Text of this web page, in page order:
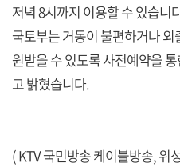
저녁 8시까지 이용할 수 있습니
국토부는 거동이 불편하거나
원받을 수 있도록 사전예약을
고 밝혔습니다.
( KTV 국민방송 케이블방송, 위